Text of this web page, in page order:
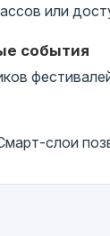
или
события
слои